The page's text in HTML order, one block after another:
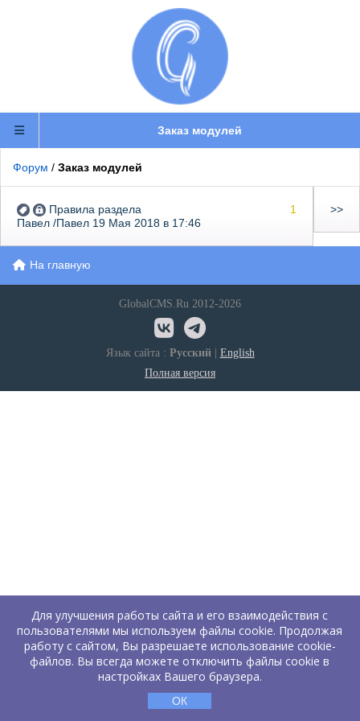
Заказ модулей
Форум / Заказ модулей
Правила раздела
1
Павел /Павел 19 Мая 2018 в 17:46
>>
На главную
GlobalCMS.Ru 2012-2026
Язык сайта : Русский| English
Полная версия
Для улучшения работы сайта и его взаимодействия с
пользователями мы используем файлы cookie. Продолжая
работу с сайтом, Вы разрешаете использование cookie-
файлов. Вы всегда можете отключить файлы cookie в
настройках Вашего браузера.
ОК